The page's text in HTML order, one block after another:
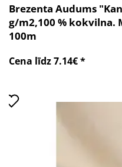
Brezenta Audums
g/m2,100 % kokvilna.
100m
Cena līdz 7.14€ *